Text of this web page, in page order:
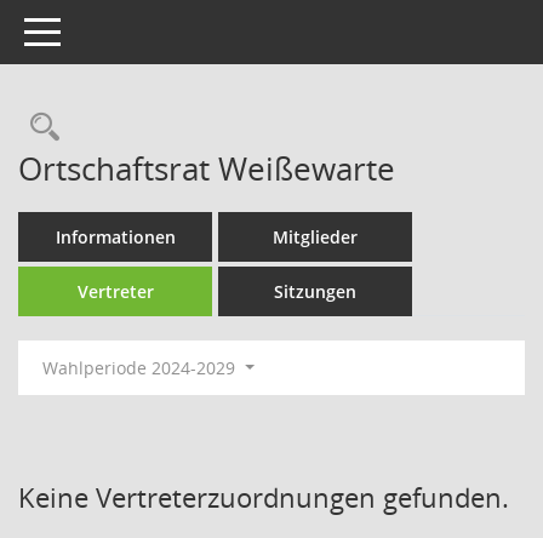
Toggle navigation
Rechercheauswahl
Ortschaftsrat Weißewarte
Informationen Mitglieder
Vertreter Sitzungen
Wahlperiode 2024-2029
Keine Vertreterzuordnungen gefunden.